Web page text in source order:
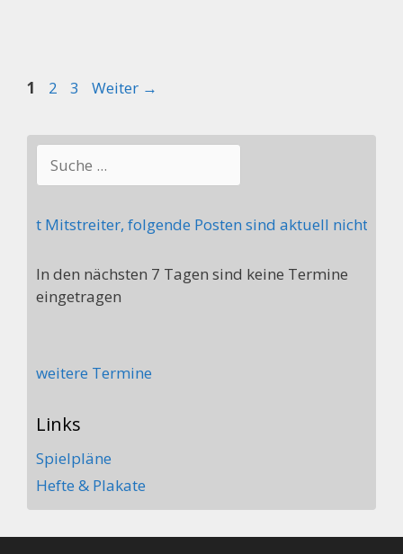
Seite
1 Seite
2 Seite
3 Weiter →
Mitstreiter, folgende Posten sind aktuell nicht
In den nächsten 7 Tagen sind keine Termine
eingetragen
weitere Termine
Links
Spielpläne
Hefte & Plakate